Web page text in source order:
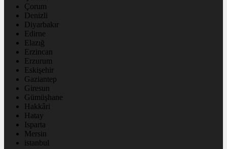
Çorum
Denizli
Diyarbakır
Edirne
Elazığ
Erzincan
Erzurum
Eskişehir
Gaziantep
Giresun
Gümüşhane
Hakkâri
Hatay
Isparta
Mersin
istanbul